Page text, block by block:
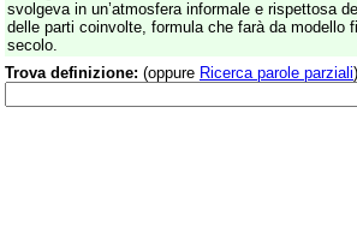
svolgeva in un’atmosfera informale e rispettosa
delle parti coinvolte, formula che farà da modello
secolo.
Trova definizione: (oppure Ricerca parole parziali)